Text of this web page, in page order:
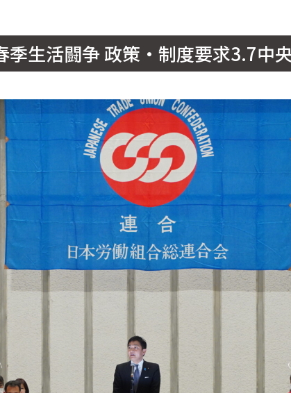
季生活闘争 政策・制度要求3.7中